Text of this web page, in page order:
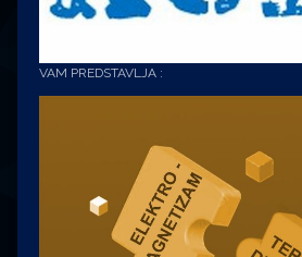
VAM PREDSTAVLJA :